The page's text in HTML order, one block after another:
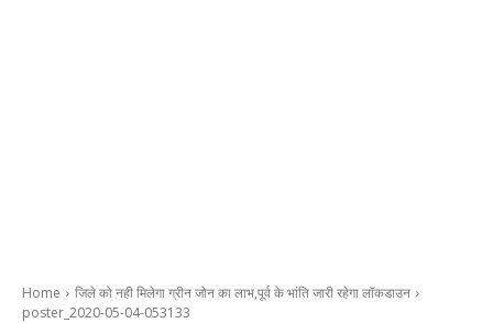
Home
जिले को नही मिलेगा ग्रीन जोन का लाभ,पूर्व के भांति जारी रहेगा लॉकडाउन
poster_2020-05-04-053133